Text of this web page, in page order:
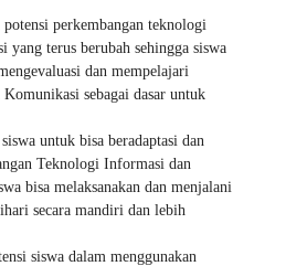
perkembangan teknologi
yang terus berubah sehingga siswa
dan mempelajari
sebagai dasar untuk
untuk bisa beradaptasi dan
Teknologi Informasi dan
bisa melaksanakan dan menjalani
secara mandiri dan lebih
siswa dalam menggunakan